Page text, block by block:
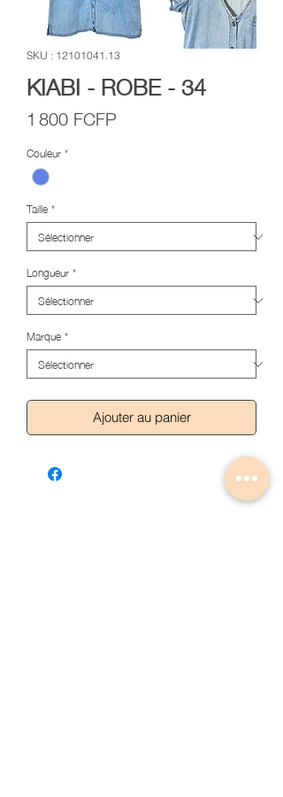
SKU : 12101041.13
KIABI - ROBE - 34
1 800 FCFP
Couleur*
Taille*
Longueur*
Marque*
Ajouter au panier